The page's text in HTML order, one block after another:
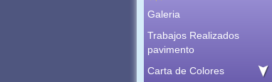
Galeria
Trabajos Realizados
pavimento
Carta de Colores